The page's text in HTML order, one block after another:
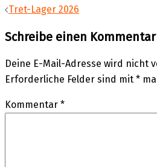
Beitragsnavigation
Tret-Lager 2026
Schreibe einen Kommentar
Deine E-Mail-Adresse wird nicht
Erforderliche Felder sind mit *
Kommentar *